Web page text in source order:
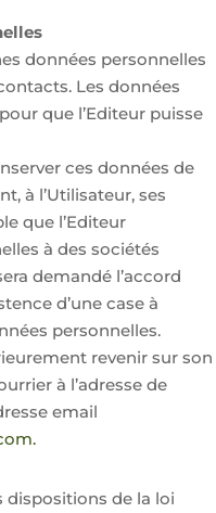
données personnelles
Les données
que l’Editeur puisse
ces données de
à l’Utilisateur, ses
que l’Editeur
à des sociétés
demandé l’accord
d’une case à
personnelles.
revenir sur son
à l’adresse de
email
dispositions de la loi